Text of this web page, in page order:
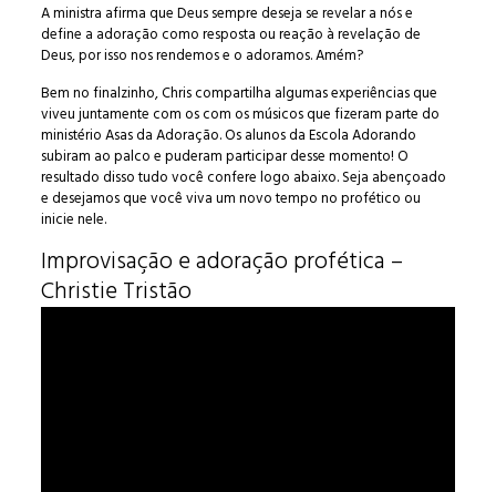
A ministra afirma que Deus sempre deseja se revelar a nós e
define a adoração como resposta ou reação à revelação de
Deus, por isso nos rendemos e o adoramos. Amém?
Bem no finalzinho, Chris compartilha algumas experiências que
viveu juntamente com os com os músicos que fizeram parte do
ministério Asas da Adoração. Os alunos da Escola Adorando
subiram ao palco e puderam participar desse momento! O
resultado disso tudo você confere logo abaixo. Seja abençoado
e desejamos que você viva um novo tempo no profético ou
inicie nele.
Improvisação e adoração profética –
Christie Tristão